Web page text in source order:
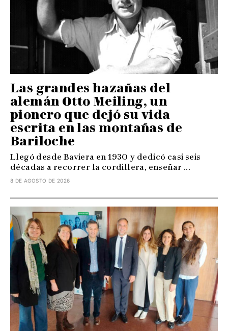
Las grandes hazañas del
alemán Otto Meiling, un
pionero que dejó su vida
escrita en las montañas de
Bariloche
Llegó desde Baviera en 1930 y dedicó casi seis
décadas a recorrer la cordillera, enseñar ...
8 DE AGOSTO DE 2026